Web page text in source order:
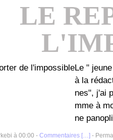
LE
Le "
à la
nes", j'ai
mme à
ne
à 00:00 - Commentaires […] -